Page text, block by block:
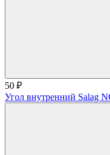
50 ₽
Угол внутренний Salag